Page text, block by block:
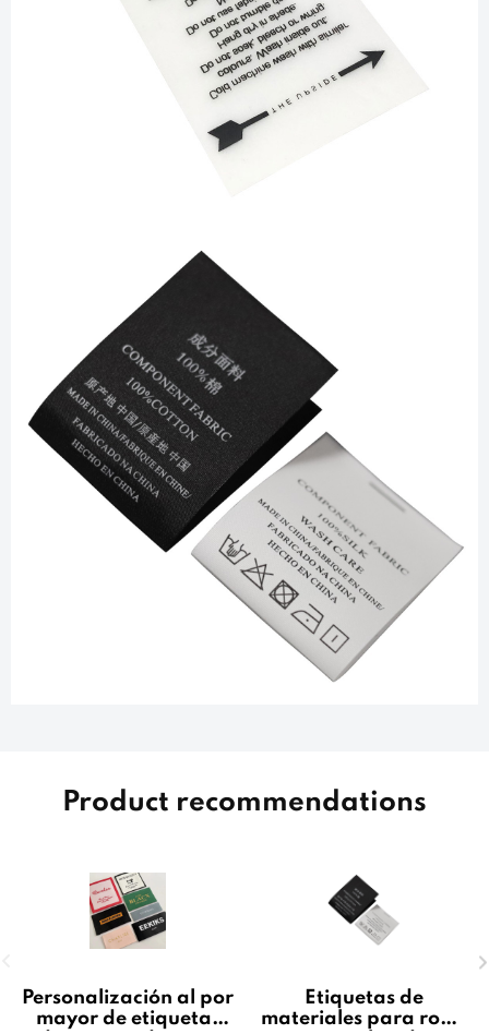
Product recommendations
Personalización al por
mayor de etiquetas
Etiquetas de
materiales para ropa